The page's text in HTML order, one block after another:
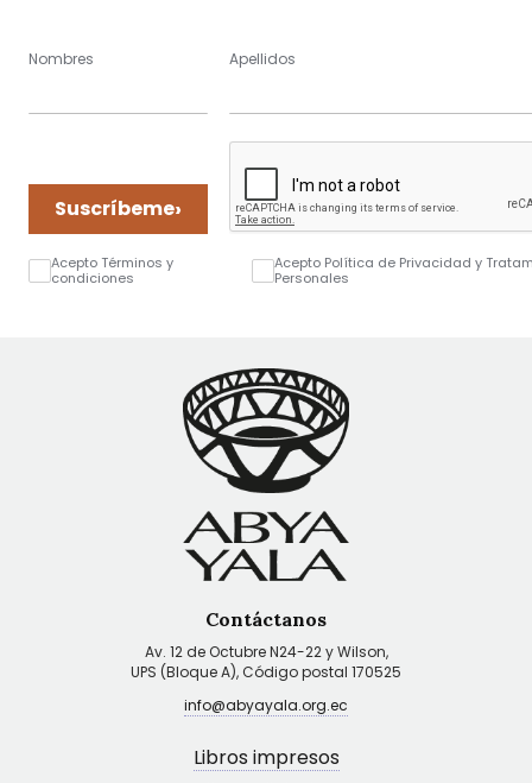
Nombres Apellidos
Suscríbeme›
Acepto Términos y
condiciones
Acepto Política de Privacidad y
Personales
Contáctanos
Av. 12 de Octubre N24-22 y Wilson,
UPS (Bloque A), Código postal 170525
info@abyayala.org.ec
Libros impresos